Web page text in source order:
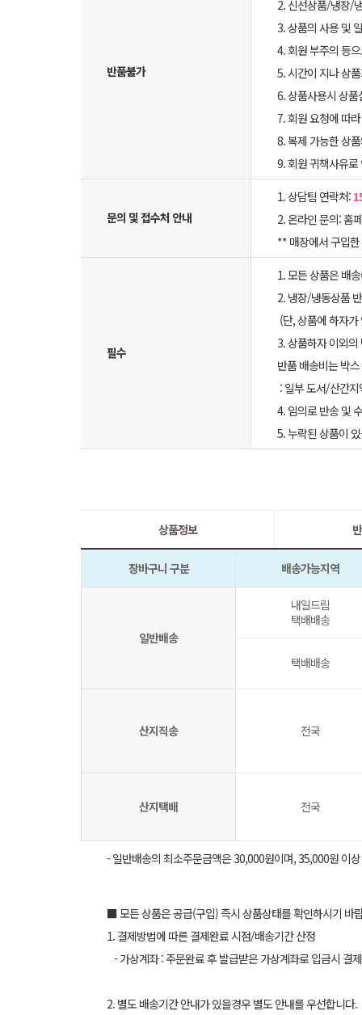
반품불가
2. 신선상품/냉장/
3. 상품의 사용 및
4. 회원 부주의 등
5. 시간이 지나 상
6. 상품사용시 상
7. 회원 요청에 따
8. 복제 가능한 상
9. 회원 귀책사유
문의 및 접수처 안내
1. 상담팀 연락처:
2. 온라인 문의: 홈
** 매장에서 구입
필수
1. 모든 상품은 배
2. 냉장/냉동상품
(단, 상품에 하자
3. 상품하자 이외
반품 배송비는 박
: 일부 도서/산간
4. 임의로 반송 및
5. 누락된 상품이
상품정보
장바구니 구분 배송가능지역
일반배송
내일드림
택배배송
택배배송
산지직송 전국
산지택배 전국
- 일반배송의 최소주문금액은 30,000원이며, 35,000원 이
■ 모든 상품은 공급(구입) 즉시 상품상태를 확인하시기 바
1. 결제방법에 따른 결제완료 시점/배송기간 산정
- 가상계좌 : 주문완료 후 발급받은 가상계좌로 입금시
2. 별도 배송기간 안내가 있을경우 별도 안내를 우선합니다.